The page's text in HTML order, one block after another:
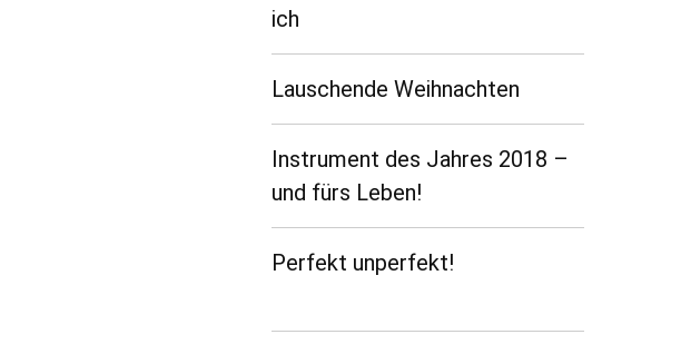
ich
Lauschende Weihnachten
Instrument des Jahres 2018 –
und fürs Leben!
Perfekt unperfekt!